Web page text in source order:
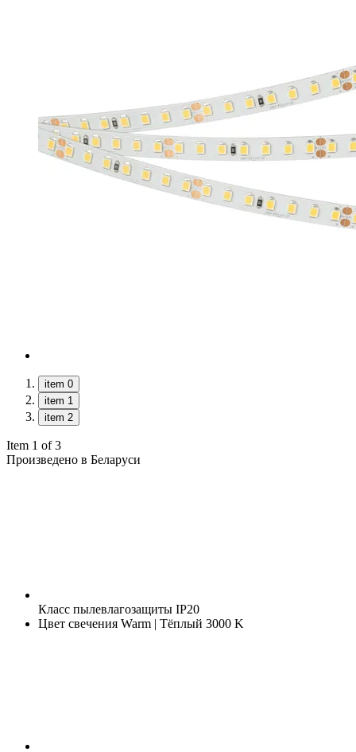
item 0
item 1
item 2
Item 1 of 3
Произведено в Беларуси
Класс пылевлагозащиты IP20
Цвет свечения Warm | Тёплый 3000 K